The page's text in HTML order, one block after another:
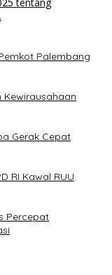
Palembang
Kewirausahaan
Gerak Cepat
RI Kawal RUU
Percepat